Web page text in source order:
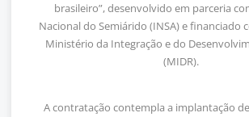
brasileiro”, desenvolvido em parceria
Nacional do Semiárido (INSA) e financiado
Ministério da Integração e do
(MIDR).
A contratação contempla a implantação